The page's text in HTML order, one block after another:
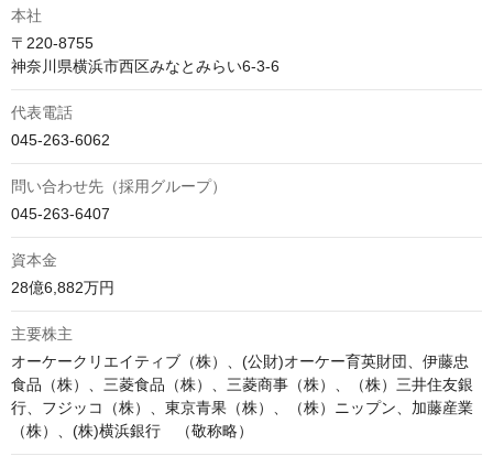
本社
〒220-8755
神奈川県横浜市西区みなとみらい6-3-6
代表電話
045-263-6062
問い合わせ先（採用グループ）
045-263-6407
資本金
28億6,882万円
主要株主
オーケークリエイティブ（株）、(公財)オーケー育英財団、伊藤忠
食品（株）、三菱食品（株）、三菱商事（株）、（株）三井住友銀
行、フジッコ（株）、東京青果（株）、（株）ニップン、加藤産業
（株）、(株)横浜銀行　（敬称略）